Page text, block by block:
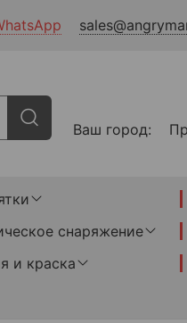
Ваш город:
снаряжение
и краска